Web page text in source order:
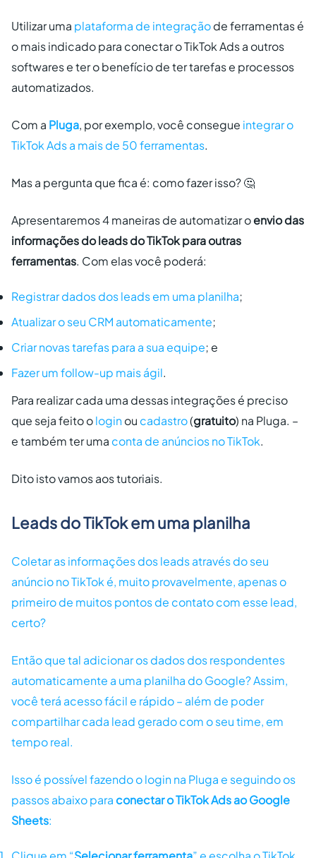
Utilizar uma plataforma de integraçãode ferramentas é
o mais indicado para conectar o TikTok Ads a outros
softwares e ter o benefício de ter tarefas e processos
automatizados.
Com a Pluga, por exemplo, você consegue integrar o
TikTok Ads a mais de 50 ferramentas.
Mas a pergunta que fica é: como fazer isso? 🤔
Apresentaremos 4 maneiras de automatizar oenvio das
informações do leads do TikTok para outras
ferramentas. Com elas você poderá:
Registrar dados dos leads em uma planilha;
Atualizar o seu CRM automaticamente;
Criar novas tarefas para a sua equipe; e
Fazer um follow-up mais ágil.
Para realizar cada uma dessas integrações é preciso
que seja feito ologinou cadastro(gratuito) na Pluga. –
e também ter uma conta de anúncios no TikTok.
Dito isto vamos aos tutoriais.
Leads do TikTok em uma planilha
Coletar as informações dos leads através do seu
anúncio no TikTok é, muito provavelmente, apenas o
primeiro de muitos pontos de contato com esse lead,
certo?
Então que tal adicionar os dados dos respondentes
automaticamente a uma planilha do Google? Assim,
você terá acesso fácil e rápido – além de poder
compartilhar cada lead gerado com o seu time, em
tempo real.
Isso é possível fazendo o login na Pluga e seguindo os
passos abaixo para conectar o TikTok Ads ao Google
Sheets: